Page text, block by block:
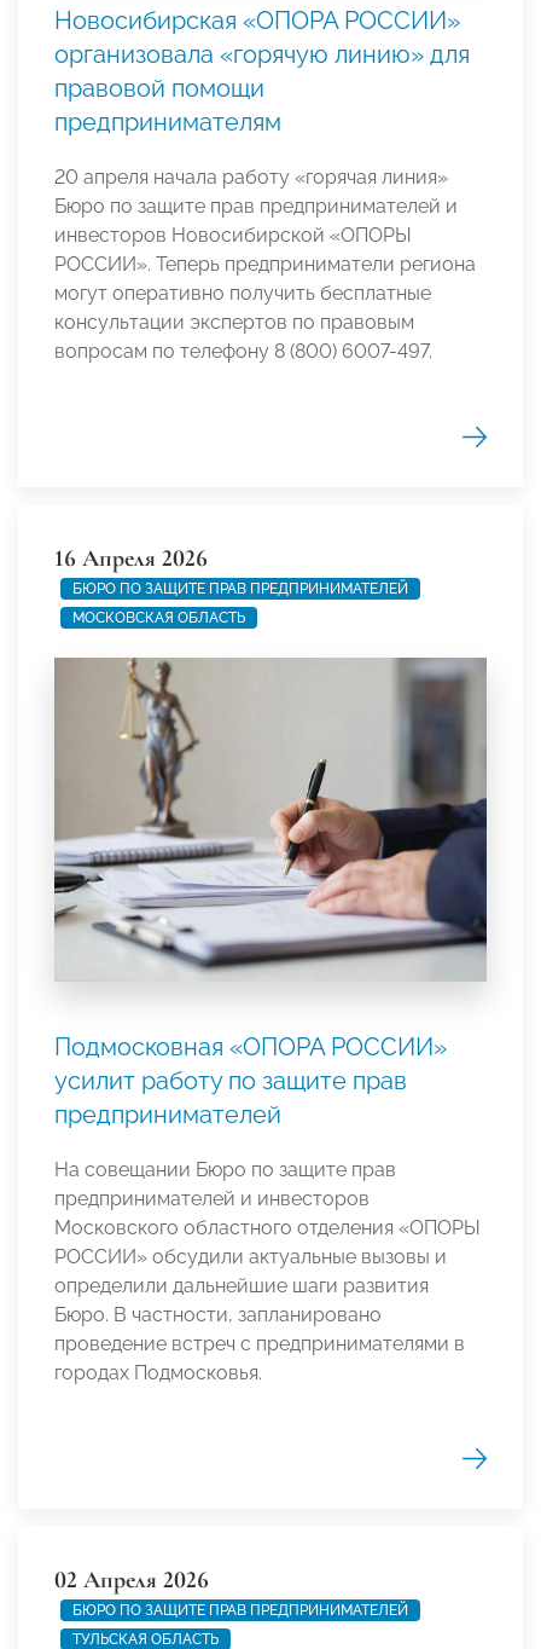
Новосибирская «ОПОРА РОССИИ»
организовала «горячую линию» для
правовой помощи
предпринимателям
20 апреля начала работу «горячая линия»
Бюро по защите прав предпринимателей и
инвесторов Новосибирской «ОПОРЫ
РОССИИ». Теперь предприниматели региона
могут оперативно получить бесплатные
консультации экспертов по правовым
вопросам по телефону 8 (800) 6007-497.
16 Апреля 2026
БЮРО ПО ЗАЩИТЕ ПРАВ ПРЕДПРИНИМАТЕЛЕЙ
МОСКОВСКАЯ ОБЛАСТЬ
Подмосковная «ОПОРА РОССИИ»
усилит работу по защите прав
предпринимателей
На совещании Бюро по защите прав
предпринимателей и инвесторов
Московского областного отделения «ОПОРЫ
РОССИИ» обсудили актуальные вызовы и
определили дальнейшие шаги развития
Бюро. В частности, запланировано
проведение встреч с предпринимателями в
городах Подмосковья.
02 Апреля 2026
БЮРО ПО ЗАЩИТЕ ПРАВ ПРЕДПРИНИМАТЕЛЕЙ
ТУЛЬСКАЯ ОБЛАСТЬ